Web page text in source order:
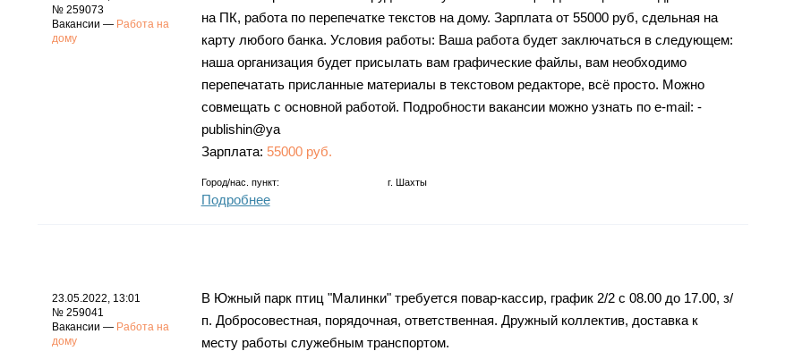
№ 259073
Вакансии — Работа на
дому
на ПК, работа по перепечатке текстов на дому. Зарплата от 55000 руб, сдельная на
карту любого банка. Условия работы: Ваша работа будет заключаться в следующем:
наша организация будет присылать вам графические файлы, вам необходимо
перепечатать присланные материалы в текстовом редакторе, всё просто. Можно
совмещать с основной работой. Подробности вакансии можно узнать по e-mail: -
publishin@ya
Зарплата: 55000 руб.
Город/нас. пункт: г. Шахты
Подробнее
23.05.2022, 13:01
№ 259041
Вакансии — Работа на
дому
В Южный парк птиц "Малинки" требуется повар-кассир, график 2/2 с 08.00 до 17.00, з/
п. Добросовестная, порядочная, ответственная. Дружный коллектив, доставка к
месту работы служебным транспортом.